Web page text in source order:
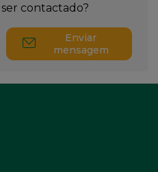
contactado?
Enviar
mensagem